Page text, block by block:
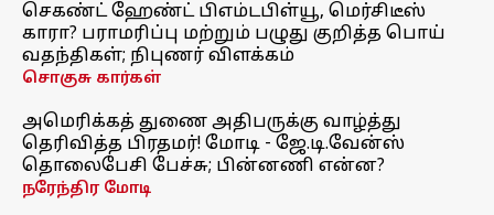
செகண்ட் ஹேண்ட் பிஎம்டபிள்யூ, மெர்சிடீஸ்
காரா? பராமரிப்பு மற்றும் பழுது குறித்த பொய்
வதந்திகள்; நிபுணர் விளக்கம்
சொகுசு கார்கள்
அமெரிக்கத் துணை அதிபருக்கு வாழ்த்து
தெரிவித்த பிரதமர்! மோடி - ஜே.டி.வேன்ஸ்
தொலைபேசி பேச்சு; பின்னணி என்ன?
நரேந்திர மோடி